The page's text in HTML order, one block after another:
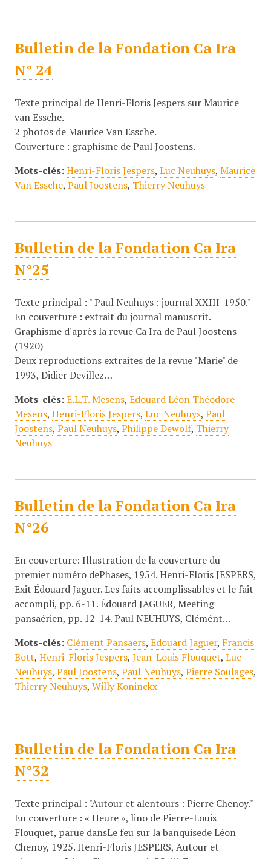
Bulletin de la Fondation Ca Ira
N° 24
Texte principal de Henri-Floris Jespers sur Maurice
van Essche.
2 photos de Maurice Van Essche.
Couverture : graphisme de Paul Joostens.
Mots-clés: Henri-Floris Jespers, Luc Neuhuys, Maurice
Van Essche, Paul Joostens, Thierry Neuhuys
Bulletin de la Fondation Ca Ira
N°25
Texte principal : " Paul Neuhuys : journal XXIII-1950."
En couverture : extrait du journal manuscrit.
Graphisme d'après la revue Ca Ira de Paul Joostens
(1920)
Deux reproductions extraites de la revue "Marie" de
1993, Didier Devillez…
Mots-clés: E.L.T. Mesens, Edouard Léon Théodore
Mesens, Henri-Floris Jespers, Luc Neuhuys, Paul
Joostens, Paul Neuhuys, Philippe Dewolf, Thierry
Neuhuys
Bulletin de la Fondation Ca Ira
N°26
En couverture: Illustration de la couverture du
premier numéro dePhases, 1954. Henri-Floris JESPERS,
Exit Édouard Jaguer. Les faits accomplissables et le fait
accompli, pp. 6-11. Édouard JAGUER, Meeting
pansaérien, pp. 12-14. Paul NEUHUYS, Clémént…
Mots-clés: Clément Pansaers, Edouard Jaguer, Francis
Bott, Henri-Floris Jespers, Jean-Louis Flouquet, Luc
Neuhuys, Paul Joostens, Paul Neuhuys, Pierre Soulages,
Thierry Neuhuys, Willy Koninckx
Bulletin de la Fondation Ca Ira
N°32
Texte principal : "Autour et alentours : Pierre Chenoy."
En couverture : « Heure », lino de Pierre-Louis
Flouquet, parue dansLe feu sur la banquisede Léon
Chenoy, 1925. Henri-Floris JESPERS, Autour et